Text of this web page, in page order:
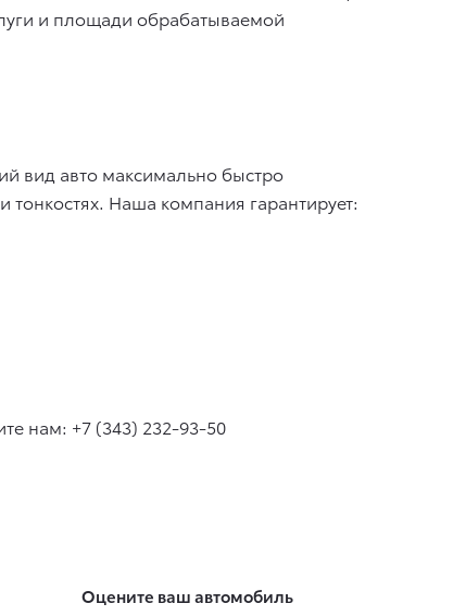
и площади обрабатываемой
вид авто максимально быстро
Наша компания гарантирует:
нам: +7 (343) 232-93-50
Оцените ваш автомобиль